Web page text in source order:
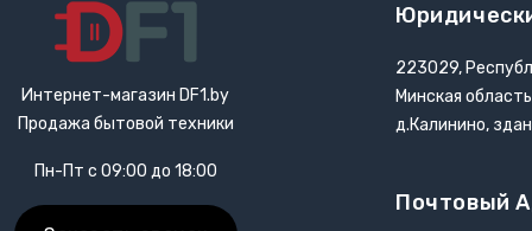
Интернет-магазин DF1.by
Продажа бытовой техники
Пн-Пт с 09:00 до 18:00
223029,
Минская
д.Калинино,
Почтовый